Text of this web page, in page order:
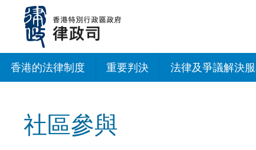
內
香港的法律制度 重要判決 法律及爭議解決
社區參與